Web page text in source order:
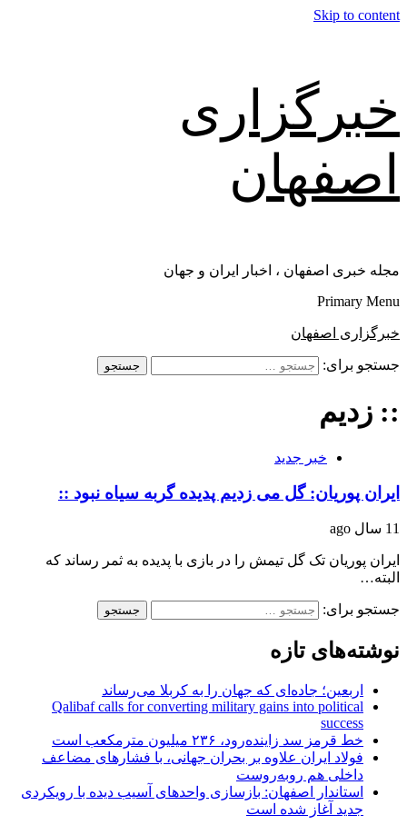
Skip to content
خبرگزاری
اصفهان
مجله خبری اصفهان ، اخبار ایران و جهان
Primary Menu
خبرگزاری اصفهان
جستجو برای:
:: زدیم
خبر جدید
ایران پوریان: گل می زدیم پدیده گربه سیاه نبود ::
11 سال ago
ایران پوریان تک گل تیمش را در بازی با پدیده به ثمر رساند که
البته…
جستجو برای:
نوشته‌های تازه
اربعین؛ جاده‌ای که جهان را به کربلا می‌رساند
Qalibaf calls for converting military gains into political
success
خط قرمز سد زاینده‌رود، ۲۳۶ میلیون مترمکعب است
فولاد ایران علاوه بر بحران جهانی، با فشارهای مضاعف
داخلی هم روبه‌روست
استاندار اصفهان: بازسازی واحدهای آسیب دیده با رویکردی
جدید آغاز شده است